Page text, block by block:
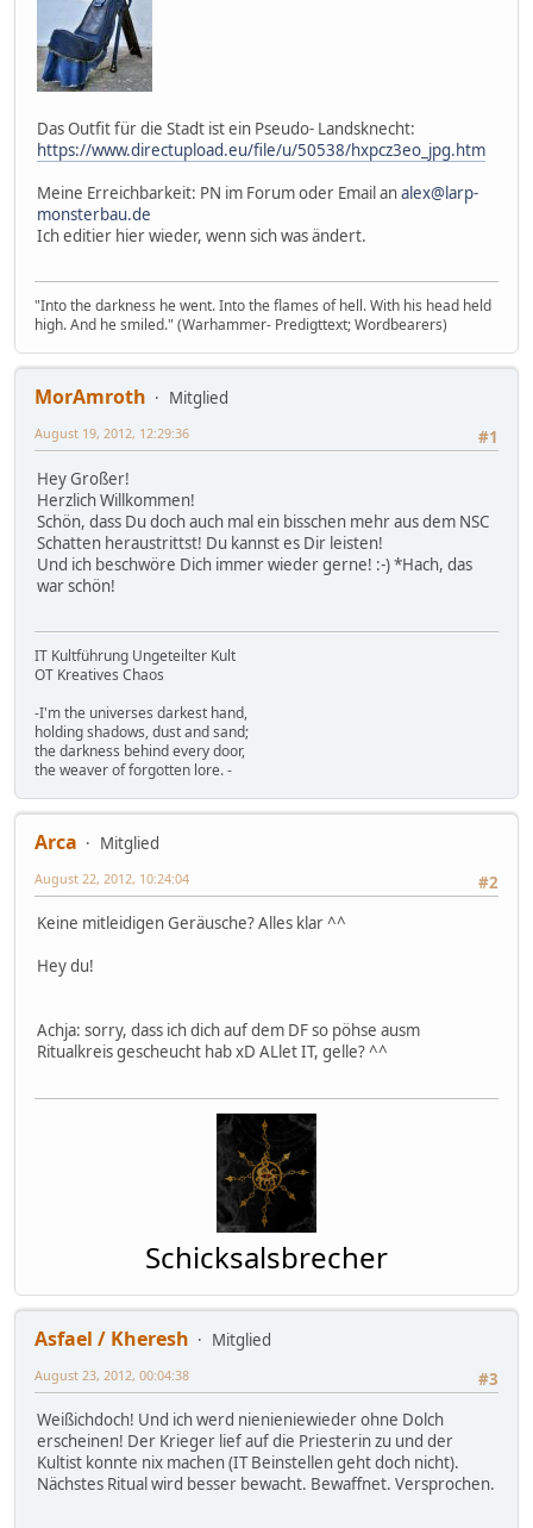
Das Outfit für die Stadt ist ein Pseudo- Landsknecht:
https://www.directupload.eu/file/u/50538/hxpcz3eo_jpg.htm
Meine Erreichbarkeit: PN im Forum oder Email analex@larp-
monsterbau.de
Ich editier hier wieder, wenn sich was ändert.
"Into the darkness he went. Into the flames of hell. With his head held
high. And he smiled." (Warhammer- Predigttext; Wordbearers)
MorAmroth
Mitglied
#1
August 19, 2012, 12:29:36
Hey Großer!
Herzlich Willkommen!
Schön, dass Du doch auch mal ein bisschen mehr aus dem NSC
Schatten heraustrittst! Du kannst es Dir leisten!
Und ich beschwöre Dich immer wieder gerne! :-) *Hach, das
war schön!
IT Kultführung Ungeteilter Kult
OT Kreatives Chaos
-I'm the universes darkest hand,
holding shadows, dust and sand;
the darkness behind every door,
the weaver of forgotten lore. -
Arca
Mitglied
#2
August 22, 2012, 10:24:04
Keine mitleidigen Geräusche? Alles klar ^^
Hey du!
Achja: sorry, dass ich dich auf dem DF so pöhse ausm
Ritualkreis gescheucht hab xD ALlet IT, gelle? ^^
Schicksalsbrecher
Asfael / Kheresh
Mitglied
#3
August 23, 2012, 00:04:38
Weißichdoch! Und ich werd nienieniewieder ohne Dolch
erscheinen! Der Krieger lief auf die Priesterin zu und der
Kultist konnte nix machen (IT Beinstellen geht doch nicht).
Nächstes Ritual wird besser bewacht. Bewaffnet. Versprochen.